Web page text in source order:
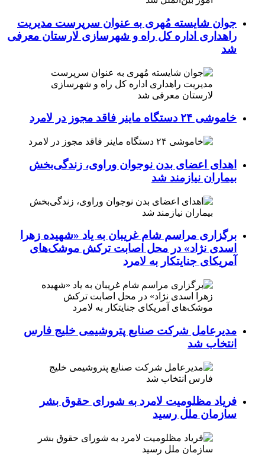
جوان شایسته مُهری به عنوان سرپرست مدیریت
راهداری اداره کل راه و شهرسازی لارستان معرفی
شد
خاموشی ۲۴ دستگاه ماینر فاقد مجوز در لامرد
اهدای اعضای بدن نوجوان وراوی، زندگی‌بخش
بیماران نیازمند شد
برگزاری مراسم شام غریبان به یاد «شهیده زهرا
اسدی نژاد» در محل اصابت ترکش موشک‌های
آمریکای جنایتکار به لامرد
مدیرعامل شرکت صنایع پتروشیمی خلیج فارس
انتخاب شد
فریاد مظلومیت لامرد به شورای حقوق بشر
سازمان ملل رسید